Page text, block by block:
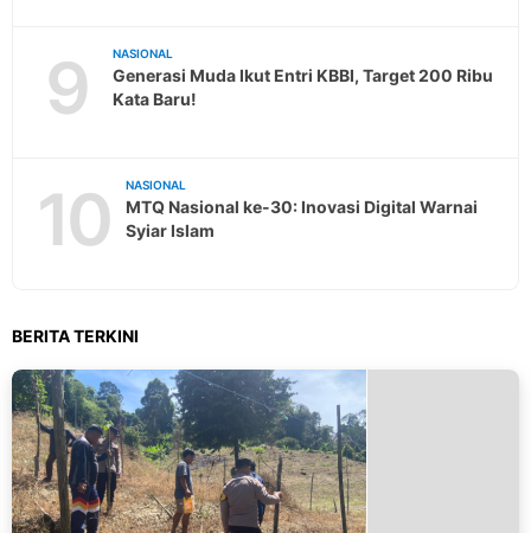
9 NASIONAL
Generasi Muda Ikut Entri KBBI, Target 200 Ribu
Kata Baru!
10 NASIONAL
MTQ Nasional ke-30: Inovasi Digital Warnai
Syiar Islam
BERITA TERKINI